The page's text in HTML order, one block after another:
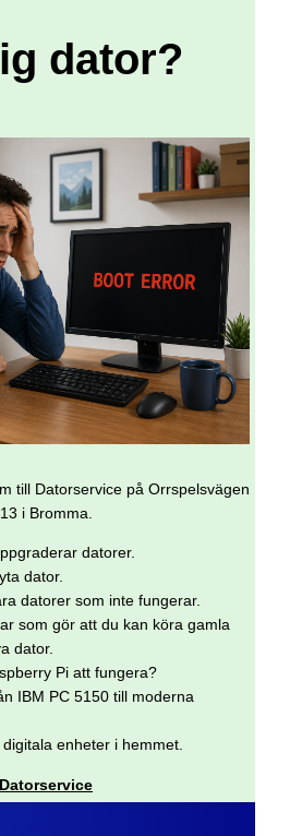
dator?
till Datorservice på Orrspelsvägen
13 i Bromma.
datorer.
dator.
datorer som inte fungerar.
som gör att du kan köra gamla
dator.
Pi att fungera?
IBM PC 5150 till moderna
enheter i hemmet.
Datorservice